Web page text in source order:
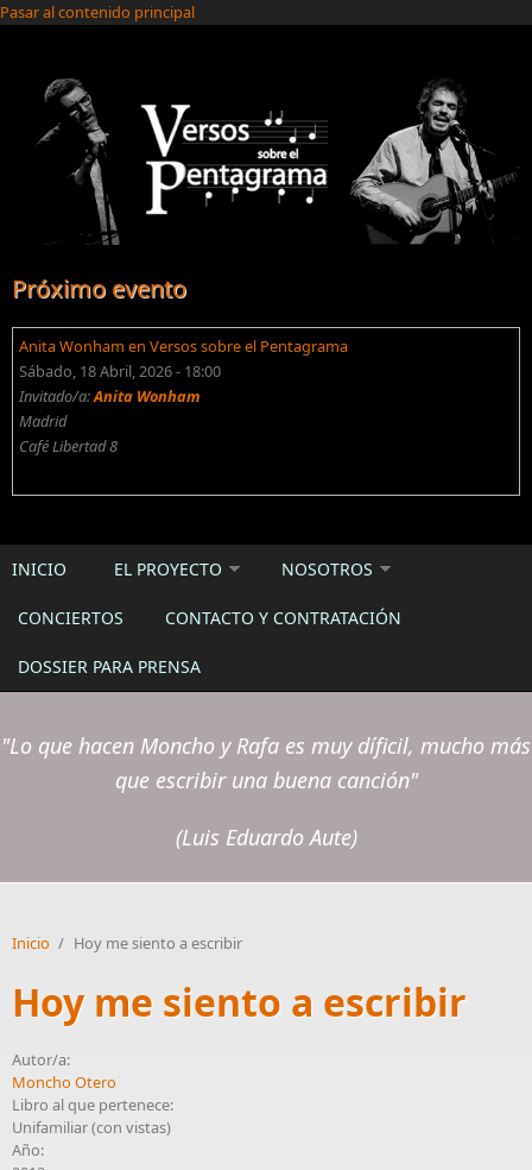
Pasar al contenido principal
Próximo evento
Anita Wonham en Versos sobre el Pentagrama
Sábado, 18 Abril, 2026 - 18:00
Invitado/a:Anita Wonham
Madrid
Café Libertad 8
INICIO EL PROYECTO NOSOTROS
CONCIERTOS CONTACTO Y CONTRATACIÓN
DOSSIER PARA PRENSA
"Lo que hacen Moncho y Rafa es muy díficil, mucho más
que escribir una buena canción"
(Luis Eduardo Aute)
Inicio / Hoy me siento a escribir
Hoy me siento a escribir
Autor/a:
Moncho Otero
Libro al que pertenece:
Unifamiliar (con vistas)
Año: